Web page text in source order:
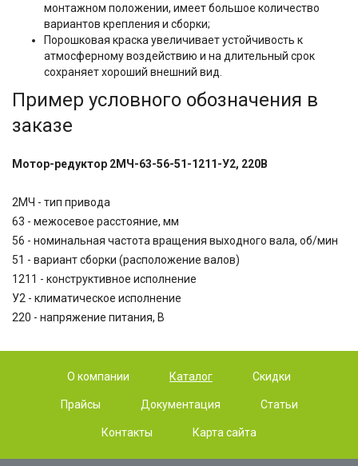
монтажном положении, имеет большое количество
вариантов крепления и сборки;
Порошковая краска увеличивает устойчивость к
атмосферному воздействию и на длительный срок
сохраняет хороший внешний вид.
Пример условного обозначения в
заказе
Мотор-редуктор 2МЧ-63-56-51-1211-У2, 220В
2МЧ - тип привода
63 - межосевое расстояние, мм
56 - номинальная частота вращения выходного вала, об/мин
51 - вариант сборки (расположение валов)
1211 - конструктивное исполнение
У2 - климатическое исполнение
220 - напряжение питания, В
О компании Каталог Скидки
Прайсы Документация Статьи
Контакты Карта сайта